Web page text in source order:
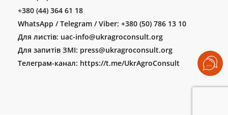
+380 (44) 364 61 18
WhatsApp / Telegram / Viber: +380 (50) 786 13 10
Для листів: uac-info@ukragroconsult.org
Для запитів ЗМІ: press@ukragroconsult.org
Телеграм-канал: https://t.me/UkrAgroConsult